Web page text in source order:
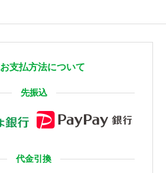
お支払方法について
先振込
代金引換